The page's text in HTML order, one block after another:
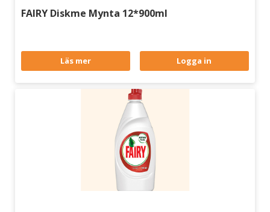
FAIRY Diskme Mynta 12*900ml
Läs mer Logga in